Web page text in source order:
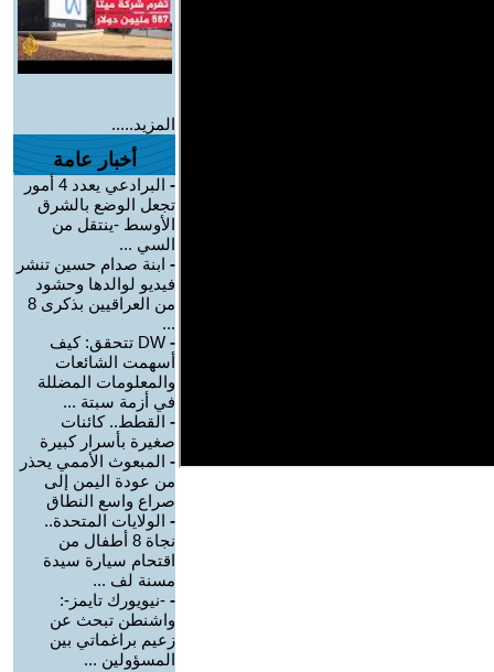
المزيد.....
أخبار عامة
-
البرادعي يعدد 4 أمور
تجعل الوضع بالشرق
الأوسط -ينتقل من
السي ...
- ابنة صدام حسين تنشر
فيديو لوالدها وحشود
من العراقيين بذكرى 8
...
-
DW تتحقق: كيف
أسهمت الشائعات
والمعلومات المضللة
في أزمة سبتة ...
- القطط.. كائنات
صغيرة بأسرار كبيرة
- المبعوث الأممي يحذر
من عودة اليمن إلى
صراع واسع النطاق
- الولايات المتحدة..
نجاة 8 أطفال من
اقتحام سيارة سيدة
مسنة لف ...
- -نيويورك تايمز-:
واشنطن تبحث عن
زعيم براغماتي بين
المسؤولين ...